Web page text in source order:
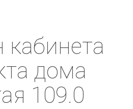
дома
109.0